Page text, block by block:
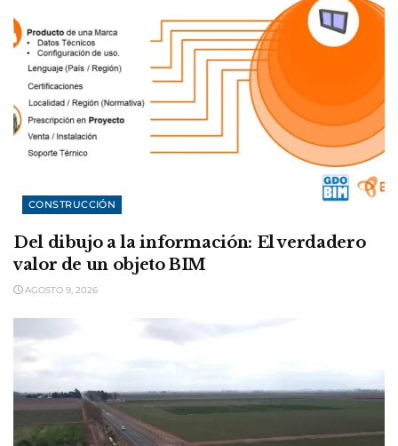
CONSTRUCCIÓN
Del dibujo a la información: El verdadero
valor de un objeto BIM
AGOSTO 9, 2026